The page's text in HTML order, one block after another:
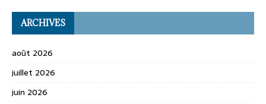
ARCHIVES
août 2026
juillet 2026
juin 2026